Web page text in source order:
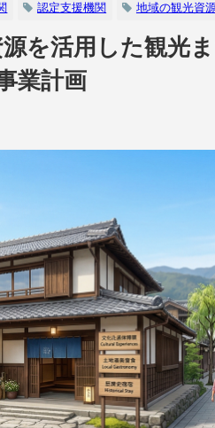
認定支援機関 地域の観光資
源を活用した観光
業計画